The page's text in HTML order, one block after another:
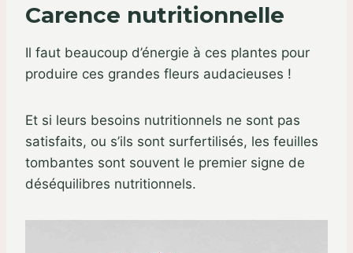
Carence nutritionnelle
Il faut beaucoup d’énergie à ces plantes pour
produire ces grandes fleurs audacieuses !
Et si leurs besoins nutritionnels ne sont pas
satisfaits, ou s’ils sont surfertilisés, les feuilles
tombantes sont souvent le premier signe de
déséquilibres nutritionnels.